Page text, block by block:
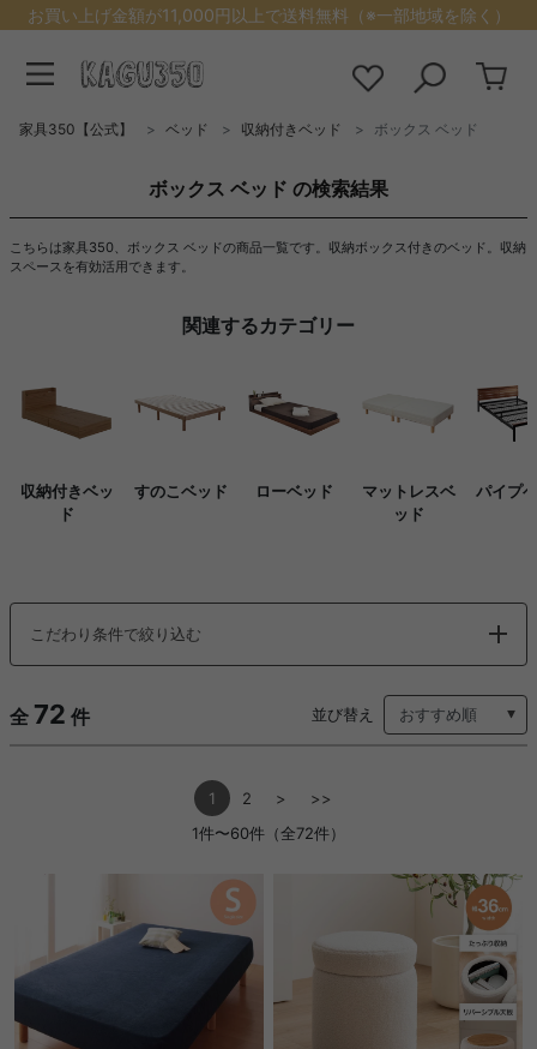
お買い上げ金額が11,000円以上で送料無料（※一部地域を除く）
家具350【公式】 ベッド 収納付きベッド ボックス ベッド
ボックス ベッド の検索結果
こちらは家具350、ボックス ベッドの商品一覧です。収納ボックス付きのベッド。収納
スペースを有効活用できます。
関連するカテゴリー
収納付きベッ
ド
すのこベッド ローベッド
マットレスベ
ッド
パイプ
こだわり条件で絞り込む
全 72 件 並び替え
1 2 >
>>
1件〜60件（全72件）